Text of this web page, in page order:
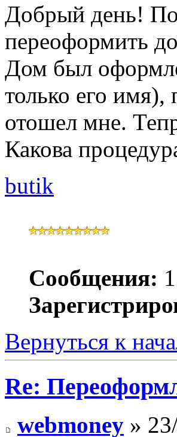
Добрый день!
переоформить
Дом был
только его имя),
отошел мне.
Какова
butik
Сообщения:
Вернуться к
Re:
webmoney »